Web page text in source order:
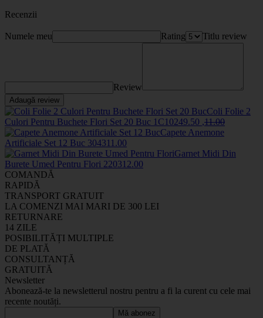
Recenzii
Numele meu Rating Titlu review
Review
Adaugă review
Coli Folie 2
Culori Pentru Buchete Flori Set 20 Buc 1C10249.50 ,11.00
Capete Anemone
Artificiale Set 12 Buc 304311 .00
Garnet Midi Din
Burete Umed Pentru Flori 220312.00
COMANDĂ
RAPIDĂ
TRANSPORT GRATUIT
LA COMENZI MAI MARI DE 300 LEI
RETURNARE
14 ZILE
POSIBILITĂȚI MULTIPLE
DE PLATĂ
CONSULTANȚĂ
GRATUITĂ
Newsletter
Abonează-te la newsletterul nostru pentru a fi la curent cu cele mai
recente noutăți.
Mă abonez